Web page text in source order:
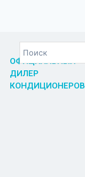
ОФИЦИАЛЬНЫЙ
ДИЛЕР
КОНДИЦИОНЕРОВ